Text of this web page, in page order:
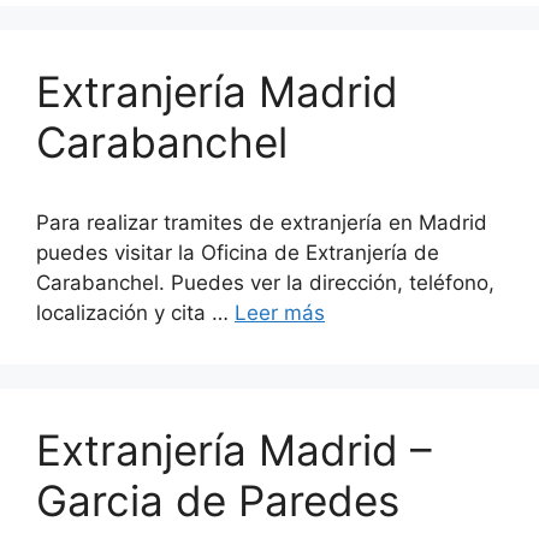
Extranjería Madrid
Carabanchel
Para realizar tramites de extranjería en Madrid
puedes visitar la Oficina de Extranjería de
Carabanchel. Puedes ver la dirección, teléfono,
localización y cita … Leer más
Extranjería Madrid –
Garcia de Paredes